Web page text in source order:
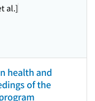
al.]
health and
of the